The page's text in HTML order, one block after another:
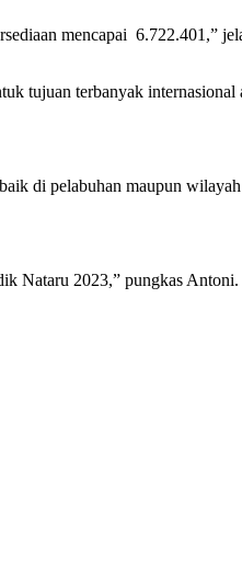
mencapai 6.722.401,”
tujuan terbanyak internasional
di pelabuhan maupun
Nataru 2023,” pungkas Antoni.